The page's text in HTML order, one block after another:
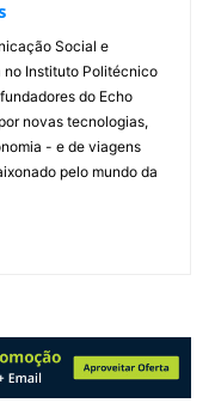
Social e
no Instituto Politécnico
do Echo
novas tecnologias,
- e de viagens
pelo mundo da